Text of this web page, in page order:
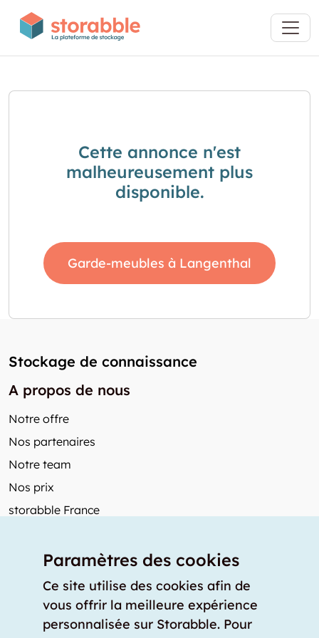
Cette annonce n'est
malheureusement plus
disponible.
Garde-meubles à Langenthal
Stockage de connaissance
A propos de nous
Notre offre
Nos partenaires
Notre team
Nos prix
storabble France
Articles de presse
Comment calculer la capacité d'un garde-meuble?
Quel est le tarif moyen d'un garde-meuble?
Paramètres des cookies
Ce site utilise des cookies afin de
vous offrir la meilleure expérience
personnalisée sur Storabble. Pour